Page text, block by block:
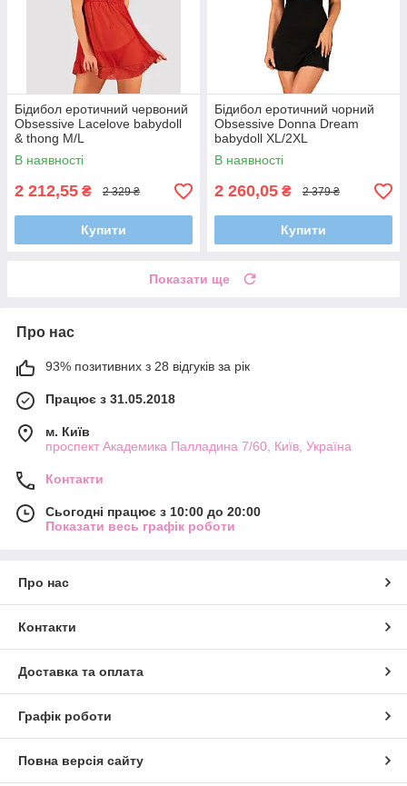
Бідибол еротичний червоний
Obsessive Lacelove babydoll
& thong M/L
В наявності
2 212,55 ₴ 2 329 ₴
Купити
Бідибол еротичний чорний
Obsessive Donna Dream
babydoll XL/2XL
В наявності
2 260,05 ₴ 2 379 ₴
Купити
Показати ще
Про нас
93% позитивних з 28 відгуків за рік
Працює з 31.05.2018
м. Київ
проспект Академика Палладина 7/60, Київ, Україна
Контакти
Сьогодні працює з 10:00 до 20:00
Показати весь графік роботи
Про нас
Контакти
Доставка та оплата
Графік роботи
Повна версія сайту